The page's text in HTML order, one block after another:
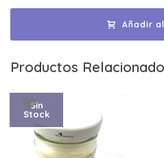
Añadir
Productos
Sin
Stock